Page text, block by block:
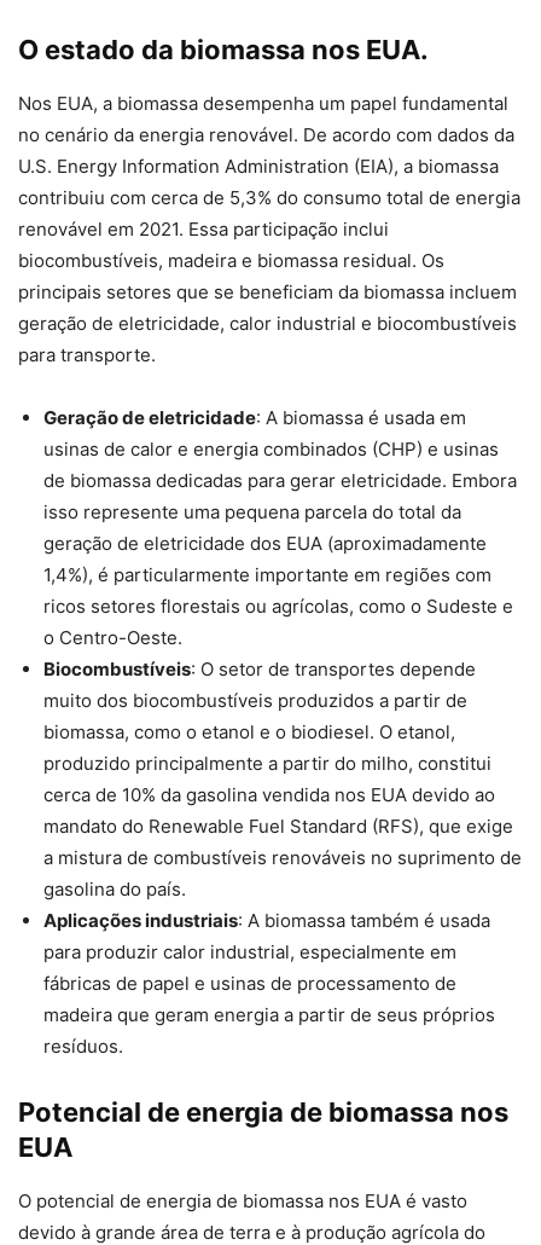
O estado da biomassa nos EUA.
Nos EUA, a biomassa desempenha um papel fundamental
no cenário da energia renovável. De acordo com dados da
U.S. Energy Information Administration (EIA), a biomassa
contribuiu com cerca de 5,3% do consumo total de energia
renovável em 2021. Essa participação inclui
biocombustíveis, madeira e biomassa residual. Os
principais setores que se beneficiam da biomassa incluem
geração de eletricidade, calor industrial e biocombustíveis
para transporte.
Geração de eletricidade: A biomassa é usada em
usinas de calor e energia combinados (CHP) e usinas
de biomassa dedicadas para gerar eletricidade. Embora
isso represente uma pequena parcela do total da
geração de eletricidade dos EUA (aproximadamente
1,4%), é particularmente importante em regiões com
ricos setores florestais ou agrícolas, como o Sudeste e
o Centro-Oeste.
Biocombustíveis: O setor de transportes depende
muito dos biocombustíveis produzidos a partir de
biomassa, como o etanol e o biodiesel. O etanol,
produzido principalmente a partir do milho, constitui
cerca de 10% da gasolina vendida nos EUA devido ao
mandato do Renewable Fuel Standard (RFS), que exige
a mistura de combustíveis renováveis no suprimento de
gasolina do país.
Aplicações industriais: A biomassa também é usada
para produzir calor industrial, especialmente em
fábricas de papel e usinas de processamento de
madeira que geram energia a partir de seus próprios
resíduos.
Potencial de energia de biomassa nos
EUA
O potencial de energia de biomassa nos EUA é vasto
devido à grande área de terra e à produção agrícola do